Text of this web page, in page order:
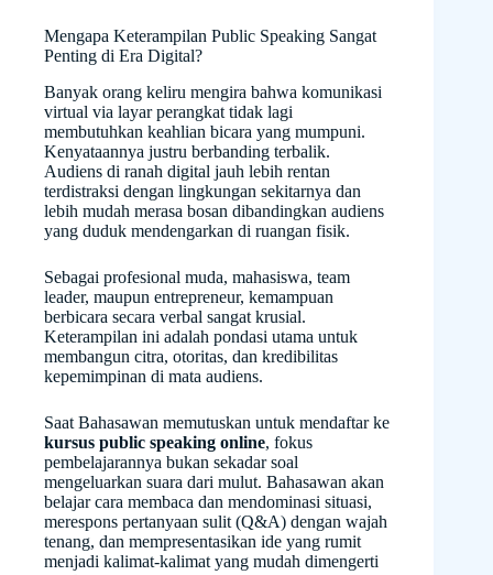
Mengapa Keterampilan Public Speaking Sangat
Penting di Era Digital?
Banyak orang keliru mengira bahwa komunikasi
virtual via layar perangkat tidak lagi
membutuhkan keahlian bicara yang mumpuni.
Kenyataannya justru berbanding terbalik.
Audiens di ranah digital jauh lebih rentan
terdistraksi dengan lingkungan sekitarnya dan
lebih mudah merasa bosan dibandingkan audiens
yang duduk mendengarkan di ruangan fisik.
Sebagai profesional muda, mahasiswa, team
leader, maupun entrepreneur, kemampuan
berbicara secara verbal sangat krusial.
Keterampilan ini adalah pondasi utama untuk
membangun citra, otoritas, dan kredibilitas
kepemimpinan di mata audiens.
Saat Bahasawan memutuskan untuk mendaftar ke
kursus public speaking online, fokus
pembelajarannya bukan sekadar soal
mengeluarkan suara dari mulut. Bahasawan akan
belajar cara membaca dan mendominasi situasi,
merespons pertanyaan sulit (Q&A) dengan wajah
tenang, dan mempresentasikan ide yang rumit
menjadi kalimat-kalimat yang mudah dimengerti